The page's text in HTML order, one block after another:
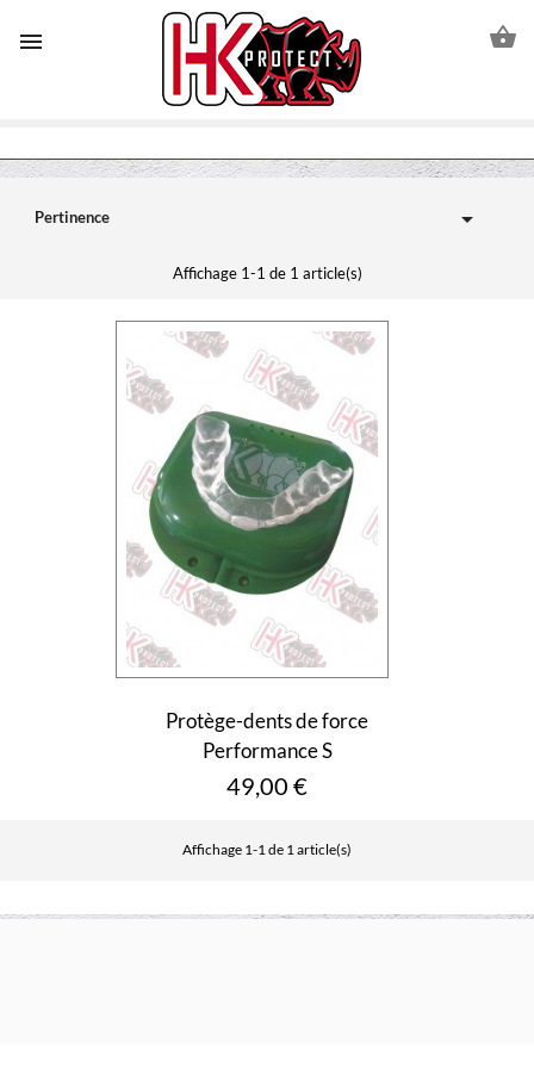
 
Pertinence 
Affichage 1-1 de 1 article(s)
Protège-dents de force
Performance S
Prix
49,00 €
Affichage 1-1 de 1 article(s)